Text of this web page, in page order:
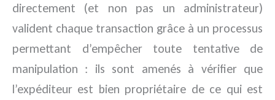
directement (et non pas un administrateur)
valident chaque transaction grâce à un processus
permettant d’empêcher toute tentative de
manipulation : ils sont amenés à vérifier que
l’expéditeur est bien propriétaire de ce qui est